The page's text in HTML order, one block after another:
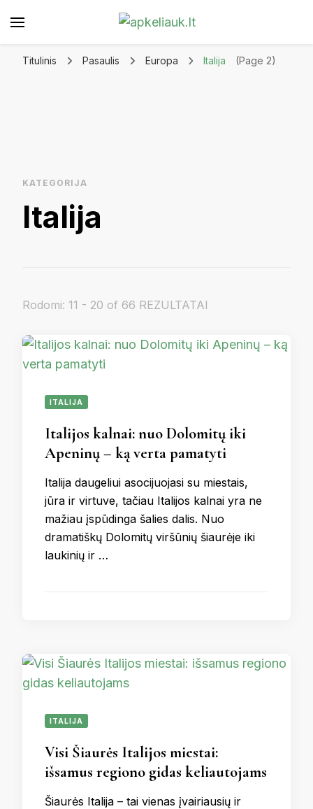
Titulinis Pasaulis Europa Italija (Page 2)
KATEGORIJA
Italija
Rodomi: 11 - 20 of 66 REZULTATAI
ITALIJA
Italijos kalnai: nuo Dolomitų iki
Apeninų – ką verta pamatyti
Italija daugeliui asocijuojasi su miestais,
jūra ir virtuve, tačiau Italijos kalnai yra ne
mažiau įspūdinga šalies dalis. Nuo
dramatiškų Dolomitų viršūnių šiaurėje iki
laukinių ir …
ITALIJA
Visi Šiaurės Italijos miestai:
išsamus regiono gidas keliautojams
Šiaurės Italija – tai vienas įvairiausių ir